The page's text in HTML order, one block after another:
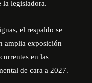
la legisladora.
el respaldo se
amplia exposición
en las
de cara a 2027.